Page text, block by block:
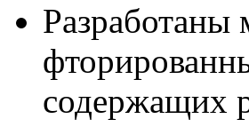
Разработаны
содержащих